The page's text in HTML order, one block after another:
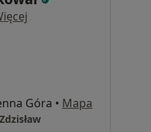
Góra • Mapa